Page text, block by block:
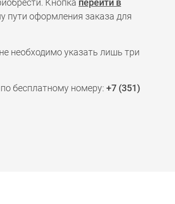
Кнопка перейти в
пути оформления заказа для
необходимо указать лишь три
бесплатному номеру: +7 (351)